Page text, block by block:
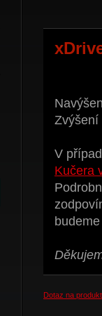
Zvýšení
V
Kučera
Dotaz na produkt